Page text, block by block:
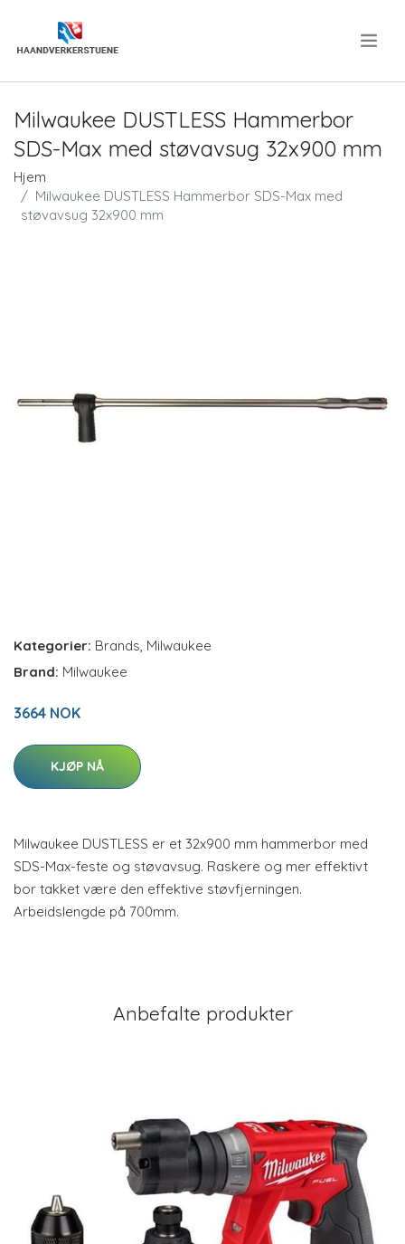
Milwaukee DUSTLESS Hammerbor
SDS-Max med støvavsug 32x900 mm
Hjem
Milwaukee DUSTLESS Hammerbor SDS-Max med
støvavsug 32x900 mm
Kategorier: Brands, Milwaukee
Brand: Milwaukee
3664 NOK
KJØP NÅ
Milwaukee DUSTLESS er et 32x900 mm hammerbor med
SDS-Max-feste og støvavsug. Raskere og mer effektivt
bor takket være den effektive støvfjerningen.
Arbeidslengde på 700mm.
Anbefalte produkter